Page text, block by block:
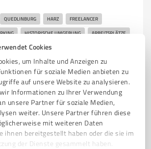
Cookies
um Inhalte und Anzeigen zu
für soziale Medien anbieten zu
auf unsere Website zu analysieren.
Informationen zu Ihrer Verwendung
unsere Partner für soziale Medien,
weiter. Unsere Partner führen diese
mit weiteren Daten
ihnen bereitgestellt haben oder die sie im
der Dienste gesammelt haben.
QUEDLINBURG HARZ FREELANCER
HISTORISCHE UMGEBUNG ARBEITSPLÄTZE
INSPIRIERENDE ATMOSPHÄRE
MODERNE AUSSTATTUNG
Quedlinburg
www.coworking-harz.de/
5,00 / 5,00
(1 Quelle)